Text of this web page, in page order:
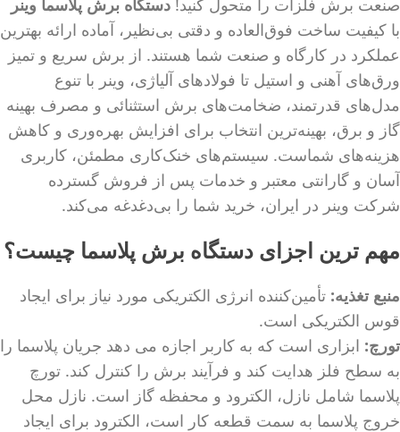
با کیفیت ساخت فوق‌العاده و دقتی بی‌نظیر، آماده ارائه بهترین
عملکرد در کارگاه‌ و صنعت شما هستند. از برش سریع و تمیز
ورق‌های آهنی و استیل تا فولادهای آلیاژی، وینر با تنوع
مدل‌های قدرتمند، ضخامت‌های برش استثنائی و مصرف بهینه
گاز و برق، بهینه‌ترین انتخاب برای افزایش بهره‌وری و کاهش
هزینه‌های شماست. سیستم‌های خنک‌کاری مطمئن، کاربری
آسان و گارانتی معتبر و خدمات پس از فروش گسترده
شرکت وینر در ایران، خرید شما را بی‌دغدغه می‌کند.
مهم ترین اجزای دستگاه برش پلاسما چیست؟
منبع تغذیه: تأمین‌کننده انرژی الکتریکی مورد نیاز برای ایجاد
قوس الکتریکی است.
تورچ: ابزاری است که به کاربر اجازه می دهد جریان پلاسما را
به سطح فلز هدایت کند و فرآیند برش را کنترل کند. تورچ
پلاسما شامل نازل، الکترود و محفظه گاز است. نازل محل
خروج پلاسما به سمت قطعه کار است، الکترود برای ایجاد